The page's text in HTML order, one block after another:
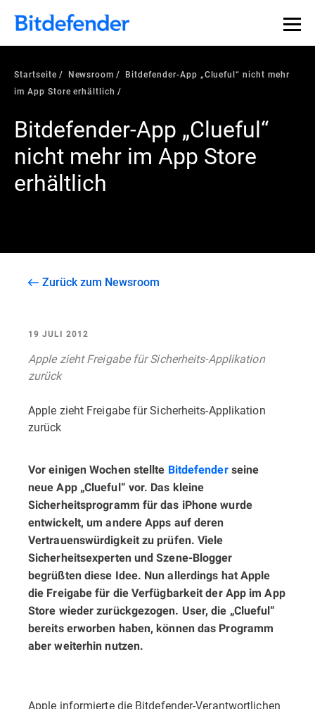
Startseite Newsroom
Bitdefender-App „Clueful“ nicht mehr
im App Store erhältlich
Bitdefender-App „Clueful“
nicht mehr im App Store
erhältlich
Zurück zum Newsroom
19 JULI 2012
Apple zieht Freigabe für Sicherheits-Applikation
zurück
Apple zieht Freigabe für Sicherheits-Applikation
zurück
Vor einigen Wochen stellte Bitdefenderseine
neue App „Clueful“ vor. Das kleine
Sicherheitsprogramm für das iPhone wurde
entwickelt, um andere Apps auf deren
Vertrauenswürdigkeit zu prüfen. Viele
Sicherheitsexperten und Szene-Blogger
begrüßten diese Idee. Nun allerdings hat Apple
die Freigabe für die Verfügbarkeit der App im App
Store wieder zurückgezogen. User, die „Clueful“
bereits erworben haben, können das Programm
aber weiterhin nutzen.
Apple informierte die Bitdefender-Verantwortlichen